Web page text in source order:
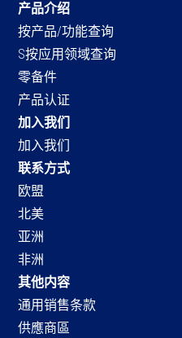
产品介绍
按产品/功能查询
S按应用领域查询
零备件
产品认证
加入我们
加入我们
联系方式
欧盟
北美
亚洲
非洲
其他内容
通用销售条款
供應商區